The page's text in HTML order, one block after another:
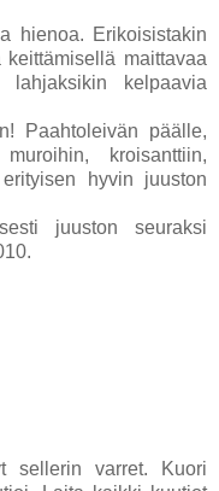
hienoa. Erikoisistakin
maittavaa
kelpaavia
Paahtoleivän päälle,
kroisanttiin,
hyvin juuston
juuston seuraksi
sellerin varret. Kuori